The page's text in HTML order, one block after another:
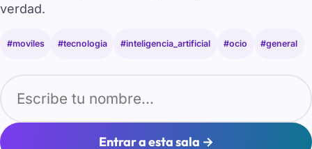
verdad.
#moviles #tecnologia #inteligencia_artificial #ocio #general
Entrar a esta sala →